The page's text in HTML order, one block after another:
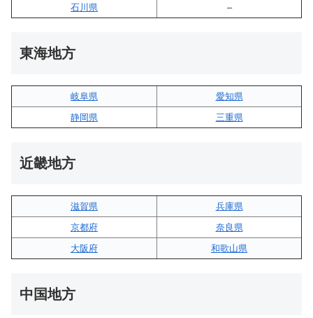
石川県
–
東海地方
岐阜県
愛知県
静岡県
三重県
近畿地方
滋賀県
兵庫県
京都府
奈良県
大阪府
和歌山県
中国地方